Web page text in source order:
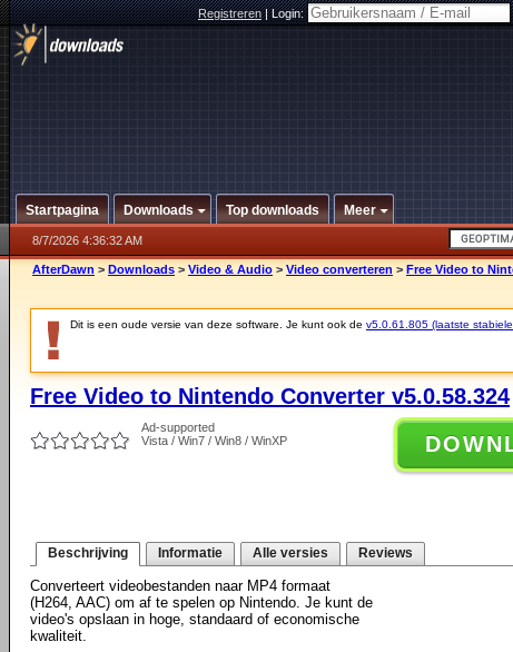
Registreren|Login:
Startpagina Downloads Top downloads Meer
8/7/2026 4:36:32 AM
AfterDawn > Downloads > Video & Audio > Video converteren > Free Video to
Dit is een oude versie van deze software. Je kunt ook de v5.0.61.805 (laatste
Free Video to Nintendo Converter v5.0.58.324
Ad-supported
Vista / Win7 / Win8 / WinXP
Beschrijving Informatie Alle versies Reviews
Converteert videobestanden naar MP4 formaat
(H264, AAC) om af te spelen op Nintendo. Je kunt de
video's opslaan in hoge, standaard of economische
kwaliteit.